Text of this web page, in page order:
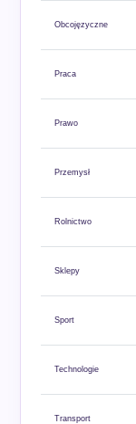
Obcojęzyczne
Praca
Prawo
Przemysł
Rolnictwo
Sklepy
Sport
Technologie
Transport